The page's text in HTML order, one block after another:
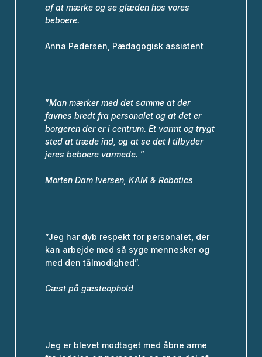
af at mærke og se glæden hos vores
beboere.
Anna Pedersen, Pædagogisk assistent
”Man mærker med det samme at der
favnes bredt fra personalet og at det er
borgeren der er i centrum. Et varmt og trygt
sted at træde ind, og at se det I tilbyder
jeres beboere varmede. ”
Morten Dam Iversen, KAM & Robotics
”Jeg har dyb respekt for personalet, der
kan arbejde med så syge mennesker og
med den tålmodighed”.
Gæst på gæsteophold
Jeg er blevet modtaget med åbne arme